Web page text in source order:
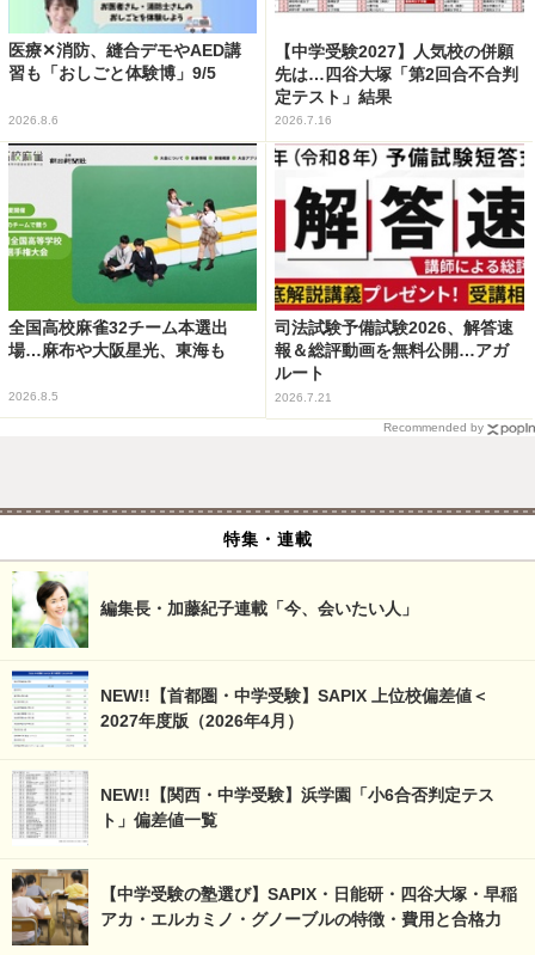
医療✕消防、縫合デモやAED講
習も「おしごと体験博」9/5
2026.8.6
【中学受験2027】人気校の併願
先は…四谷大塚「第2回合不合判
定テスト」結果
2026.7.16
全国高校麻雀32チーム本選出
場…麻布や大阪星光、東海も
2026.8.5
司法試験予備試験2026、解答速
報＆総評動画を無料公開…アガ
ルート
2026.7.21
Recommended by
特集・連載
編集長・加藤紀子連載「今、会いたい人」
NEW!!【首都圏・中学受験】SAPIX 上位校偏差値＜
2027年度版（2026年4月）
NEW!!【関西・中学受験】浜学園「小6合否判定テス
ト」偏差値一覧
【中学受験の塾選び】SAPIX・日能研・四谷大塚・早稲
アカ・エルカミノ・グノーブルの特徴・費用と合格力